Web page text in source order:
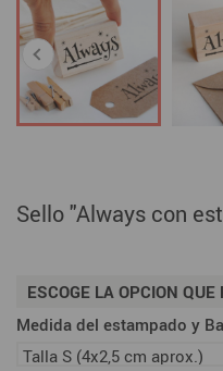
Sello "Always con
ESCOGE LA OPCION QUE
Medida del estampado y